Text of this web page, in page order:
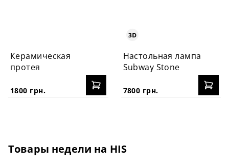
Керамическая
протея
1800 грн.
Настольная лампа
Subway Stone
7800 грн.
Товары недели на HIS